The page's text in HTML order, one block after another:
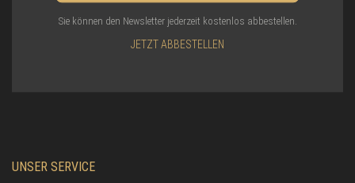
Sie können den Newsletter jederzeit kostenlos abbestellen.
JETZT ABBESTELLEN
UNSER SERVICE